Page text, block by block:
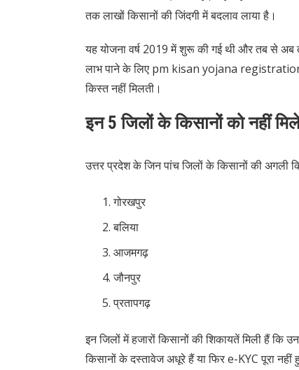
तक लाखों किसानों की जिंदगी में बदलाव लाया है।
यह योजना वर्ष 2019 में शुरू की गई थी और तब से
लाभ पाने के लिए pm kisan yojana registration
किस्त नहीं मिलती।
इन 5 जिलों के किसानों को नहीं
उत्तर प्रदेश के जिन पांच जिलों के किसानों की अगली
गोरखपुर
बलिया
आजमगढ़
जौनपुर
प्रतापगढ़
इन जिलों में हजारों किसानों की शिकायतें मिली हैं
किसानों के दस्तावेज अधूरे हैं या फिर e-KYC पूरा